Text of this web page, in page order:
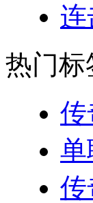
热门标
传
单
传